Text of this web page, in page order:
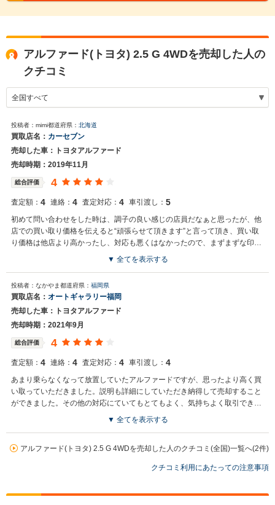
アルファード(トヨタ) 2.5 G 4WDを売却した人の
クチコミ
投稿者：mimi都道府県： 北海道
買取店名： カーセブン
売却した車：トヨタアルファード
売却時期：2019年11月
総合評価 4
査定額： 4 連絡： 4 査定対応： 4 車引渡し： 5
初めて問い合わせをした時は、調子の良い感じの店員だなぁと思ったが、他
店での買い取り価格を伝えると“頑張らせて頂きます”と言って頂き、買い取
り価格は他店より高かったし、対応も悪くはなかったので、まずまずな印象
▼ 全てを表示する
投稿者：なかやま都道府県： 福岡県
買取店名： オートギャラリー福岡
売却した車：トヨタアルファード
売却時期：2021年9月
総合評価 4
査定額： 4 連絡： 4 査定対応： 4 車引渡し： 4
あまり乗らなくなって放置していたアルファードですが、思ったより高く買
い取っていただきました。説明も詳細にしていただき納得して売却すること
ができました。その他の対応にていてもとてもよく、気持ちよく取引できま
▼ 全てを表示する
アルファード(トヨタ) 2.5 G 4WDを売却した人のクチコミ(全国)一覧へ(2件)
クチコミ利用にあたっての注意事項